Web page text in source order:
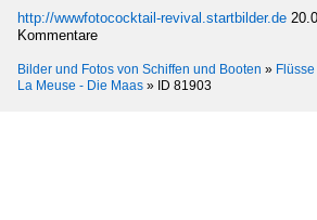
http://wwwfotococktail-revival.startbilder.de
Kommentare
Bilder und Fotos von Schiffen und Booten »
La Meuse - Die Maas » ID 81903